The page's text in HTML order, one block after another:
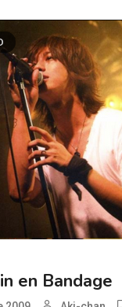
en Bandage